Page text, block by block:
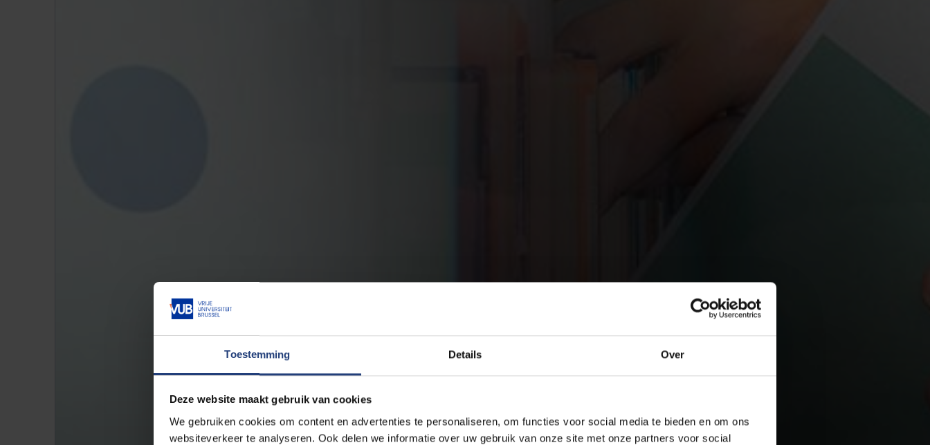
Toestemming Details Over
Deze website maakt gebruik van cookies
We gebruiken cookies om content en advertenties te personaliseren, om functies voor social media te bieden en om ons
websiteverkeer te analyseren. Ook delen we informatie over uw gebruik van onze site met onze partners voor social